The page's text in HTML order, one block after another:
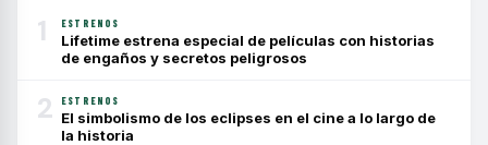
1 ESTRENOS
Lifetime estrena especial de películas con historias
de engaños y secretos peligrosos
2 ESTRENOS
El simbolismo de los eclipses en el cine a lo largo de
la historia